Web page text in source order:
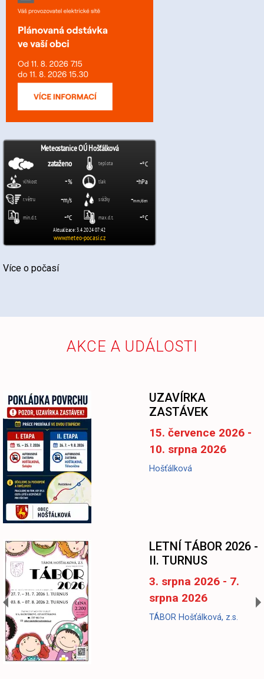
Více o počasí
AKCE A UDÁLOSTI
UZAVÍRKA
ZASTÁVEK
15. července 2026 -
10. srpna 2026
Hošťálková
LETNÍ TÁBOR 2026 -
II. TURNUS
3. srpna 2026 - 7.
srpna 2026
TÁBOR Hošťálková, z.s.